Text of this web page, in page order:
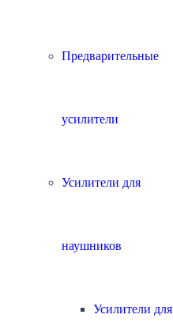
Предварительные
усилители
Усилители для
наушников
Усилители для